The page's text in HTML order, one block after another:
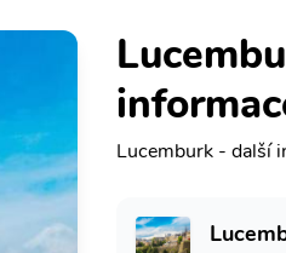
Lucemburk - další